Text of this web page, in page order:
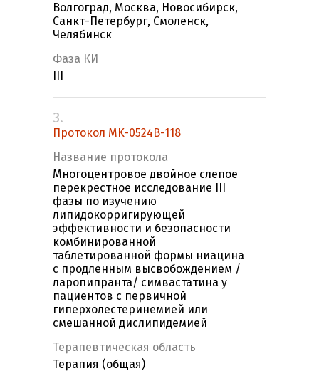
Волгоград, Москва, Новосибирск,
Санкт-Петербург, Смоленск,
Челябинск
Фаза КИ
3.
Протокол MK-0524B-118
Название протокола
Многоцентровое двойное слепое
перекрестное исследование III
фазы по изучению
липидокорригирующей
эффективности и безопасности
комбинированной
таблетированной формы ниацина
с продленным высвобождением /
ларопипранта/ симвастатина у
пациентов с первичной
гиперхолестеринемией или
смешанной дислипидемией
Терапевтическая область
Терапия (общая)